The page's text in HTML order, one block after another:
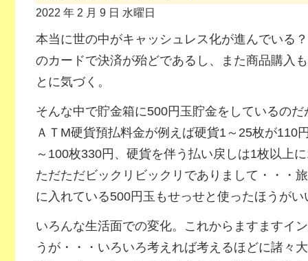
2022 年 2 月 9 日 水曜日
本当に世の中がキャッシュレス化が進んでいる
のカードで決済が殆どであるし、また商品購入
とに気づく。
そんな中で貯金箱に500円玉貯金をしているの
ＡＴМ硬貨預払料金が例えば硬貨1～25枚が110
～100枚330円、硬貨を伴う払い戻しは1枚以上
ただただビックリビックリでありまして・・・
に入れている500円玉もせっせと使ったほうがい
いろんな生活面での変化。これからますますイ
うが・・・いろいろ考えれば考えるほどに諸々